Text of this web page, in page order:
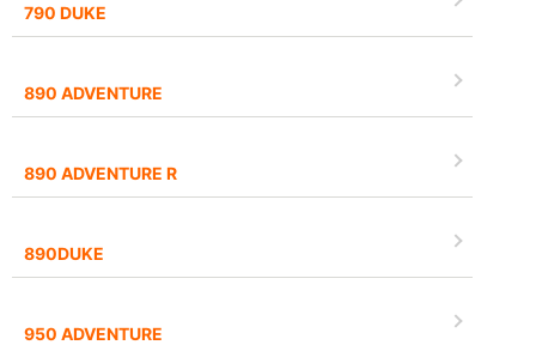
790 DUKE
890 ADVENTURE
890 ADVENTURE R
890DUKE
950 ADVENTURE